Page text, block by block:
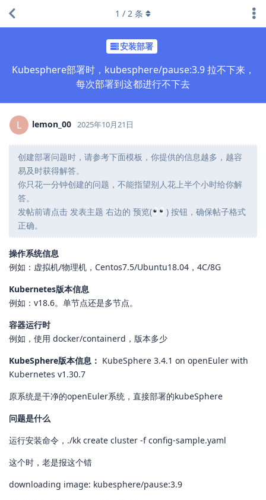
安装部署
Kubesphere部署时，kubesphere/pause:3.9 拉不下来，
每次部署到这都进行不下去
1 / 2 条
L lemon_00 2025年10月21日
创建部署问题时，请参考下面模板，你提供的信息越多，越容
易及时获得解答。
你只花一分钟创建的问题，不能指望别人花上半个小时给你解
答。
发帖前请点击 发表主题 右边的 预览(
) 按钮，确保帖子格式
正确。
操作系统信息
例如：虚拟机/物理机，Centos7.5/Ubuntu18.04，4C/8G
Kubernetes版本信息
例如：v18.6。单节点还是多节点。
容器运行时
例如，使用 docker/containerd，版本多少
KubeSphere版本信息： KubeSphere 3.4.1 on openEuler with
Kubernetes v1.30.7
原系统是干净的openEuler系统，直接部署的kubeSphere
问题是什么
运行安装命令，./kk create cluster -f config-sample.yaml
这个时，老是报这个错
downloading image: kubesphere/pause:3.9